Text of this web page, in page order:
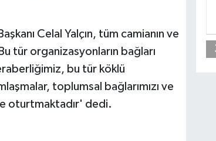
Celal Yalçın, tüm camianın ve
tür organizasyonların bağları
bu tür köklü
toplumsal bağlarımızı ve
oturtmaktadır' dedi.